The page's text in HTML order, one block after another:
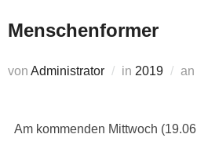
Menschenformer
von Administrator in 2019 an
Am kommenden Mittwoch